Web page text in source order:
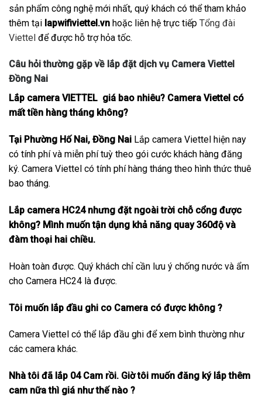
sản phẩm công nghệ mới nhất, quý khách có thể tham khảo
thêm tại lapwifiviettel.vn hoặc liên hệ trực tiếp Tổng đài
Viettel để được hỗ trợ hỏa tốc.
Câu hỏi thường gặp về lắp đặt dịch vụ Camera Viettel
Đồng Nai
Lắp camera VIETTEL giá bao nhiêu? Camera Viettel có
mất tiền hàng tháng không?
Tại Phường Hố Nai, Đồng Nai Lắp camera Viettel hiện nay
có tính phí và miễn phí tuỳ theo gói cước khách hàng đăng
ký. Camera Viettel có tính phí hàng tháng theo hình thức thuê
bao tháng.
Lắp camera HC24 nhưng đặt ngoài trời chỗ cổng được
không? Mình muốn tận dụng khả năng quay 360độ và
đàm thoại hai chiều.
Hoàn toàn được. Quý khách chỉ cần lưu ý chống nước và ẩm
cho Camera HC24 là được.
Tôi muốn lắp đầu ghi co Camera có được không ?
Camera Viettel có thể lắp đầu ghi để xem bình thường như
các camera khác.
Nhà tôi đã lắp 04 Cam rồi. Giờ tôi muốn đăng ký lắp thêm
cam nữa thì giá như thế nào ?